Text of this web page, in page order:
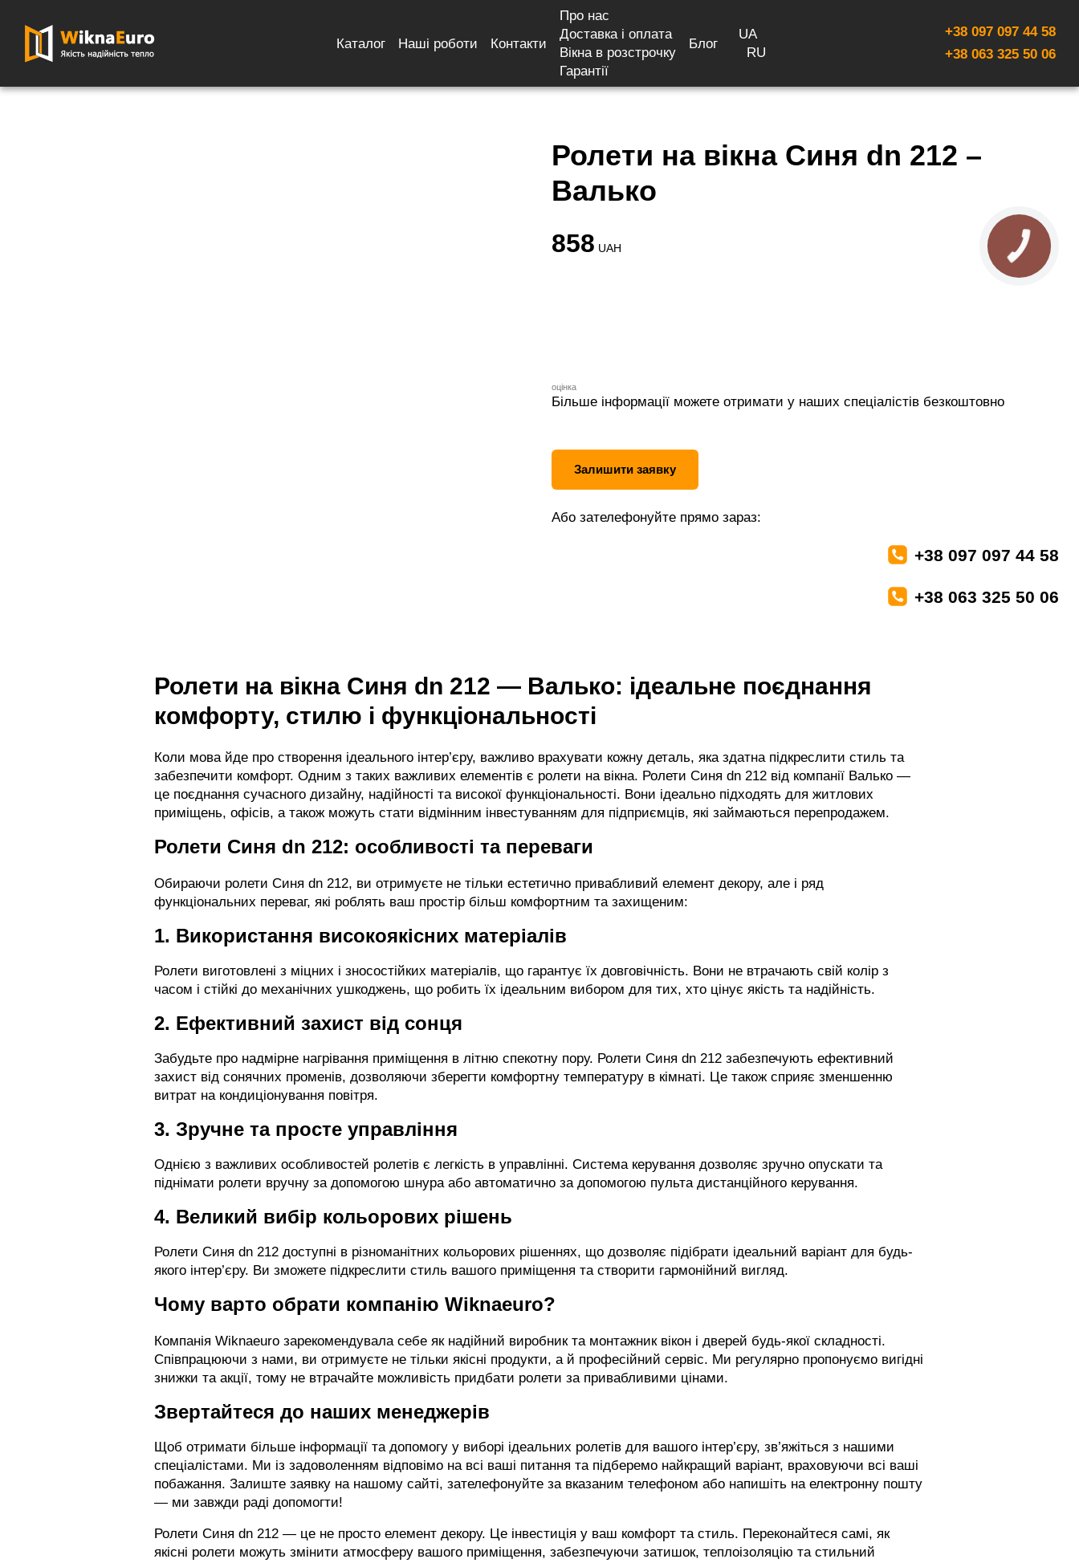
Каталог Наші роботи Контакти
Про нас
Доставка і оплата
Вікна в розстрочку
Гарантії
Блог
UA
RU
+38 097 097 44 58
+38 063 325 50 06
Головна сторінка»Каталог Ролети на вікна Синя dn 212 – Валько
Ролети на вікна Синя dn 212 –
Валько
858 UAH
оцінка
Більше інформації можете отримати у наших спеціалістів безкоштовно
Залишити заявку
Або зателефонуйте прямо зараз:
+38 097 097 44 58
+38 063 325 50 06
Ролети на вікна Синя dn 212 — Валько: ідеальне поєднання
комфорту, стилю і функціональності
Коли мова йде про створення ідеального інтер’єру, важливо врахувати кожну деталь, яка здатна підкреслити стиль та
забезпечити комфорт. Одним з таких важливих елементів є ролети на вікна. Ролети Синя dn 212 від компанії Валько —
це поєднання сучасного дизайну, надійності та високої функціональності. Вони ідеально підходять для житлових
приміщень, офісів, а також можуть стати відмінним інвестуванням для підприємців, які займаються перепродажем.
Ролети Синя dn 212: особливості та переваги
Обираючи ролети Синя dn 212, ви отримуєте не тільки естетично привабливий елемент декору, але і ряд
функціональних переваг, які роблять ваш простір більш комфортним та захищеним:
1. Використання високоякісних матеріалів
Ролети виготовлені з міцних і зносостійких матеріалів, що гарантує їх довговічність. Вони не втрачають свій колір з
часом і стійкі до механічних ушкоджень, що робить їх ідеальним вибором для тих, хто цінує якість та надійність.
2. Ефективний захист від сонця
Забудьте про надмірне нагрівання приміщення в літню спекотну пору. Ролети Синя dn 212 забезпечують ефективний
захист від сонячних променів, дозволяючи зберегти комфортну температуру в кімнаті. Це також сприяє зменшенню
витрат на кондиціонування повітря.
3. Зручне та просте управління
Однією з важливих особливостей ролетів є легкість в управлінні. Система керування дозволяє зручно опускати та
піднімати ролети вручну за допомогою шнура або автоматично за допомогою пульта дистанційного керування.
4. Великий вибір кольорових рішень
Ролети Синя dn 212 доступні в різноманітних кольорових рішеннях, що дозволяє підібрати ідеальний варіант для будь-
якого інтер’єру. Ви зможете підкреслити стиль вашого приміщення та створити гармонійний вигляд.
Чому варто обрати компанію Wiknaeuro?
Компанія Wiknaeuro зарекомендувала себе як надійний виробник та монтажник вікон і дверей будь-якої складності.
Співпрацюючи з нами, ви отримуєте не тільки якісні продукти, а й професійний сервіс. Ми регулярно пропонуємо вигідні
знижки та акції, тому не втрачайте можливість придбати ролети за привабливими цінами.
Звертайтеся до наших менеджерів
Щоб отримати більше інформації та допомогу у виборі ідеальних ролетів для вашого інтер’єру, зв’яжіться з нашими
спеціалістами. Ми із задоволенням відповімо на всі ваші питання та підберемо найкращий варіант, враховуючи всі ваші
побажання. Залиште заявку на нашому сайті, зателефонуйте за вказаним телефоном або напишіть на електронну пошту
— ми завжди раді допомогти!
Ролети Синя dn 212 — це не просто елемент декору. Це інвестиція у ваш комфорт та стиль. Переконайтеся самі, як
якісні ролети можуть змінити атмосферу вашого приміщення, забезпечуючи затишок, теплоізоляцію та стильний